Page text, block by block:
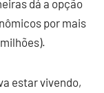
dá a opção
por mais
estar vivendo,